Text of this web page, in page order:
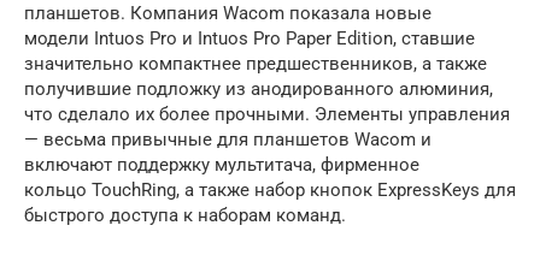
планшетов. Компания Wacom показала новые
модели Intuos Pro и Intuos Pro Paper Edition, ставшие
значительно компактнее предшественников, а также
получившие подложку из анодированного алюминия,
что сделало их более прочными. Элементы управления
— весьма привычные для планшетов Wacom и
включают поддержку мультитача, фирменное
кольцо TouchRing, а также набор кнопок ExpressKeys для
быстрого доступа к наборам команд.